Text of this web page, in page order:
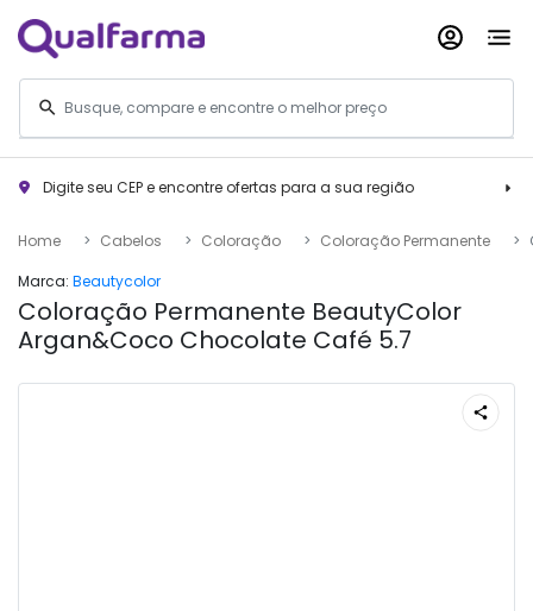
Digite seu CEP e encontre ofertas para a sua região
Home Cabelos Coloração Coloração Permanente
Marca: Beautycolor
Coloração Permanente BeautyColor
Argan&Coco Chocolate Café 5.7